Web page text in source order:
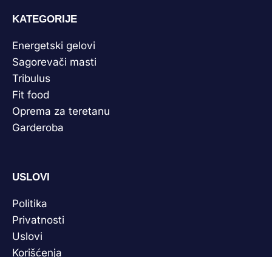
KATEGORIJE
Energetski gelovi
Sagorevači masti
Tribulus
Fit food
Oprema za teretanu
Garderoba
USLOVI
Politika
Privatnosti
Uslovi
Korišćenja